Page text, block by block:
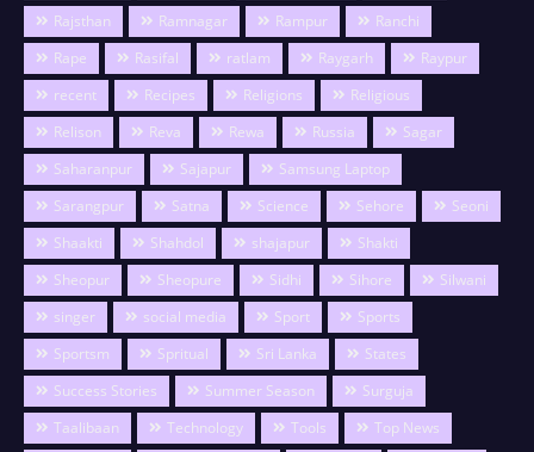
Rajsthan
Ramnagar Rampur
Ranchi
Rape
Rasifal ratlam Raygarh
Raypur
recent
Recipes Religions
Religious
Relison
Reva Rewa Russia
Sagar
Saharanpur
Sajapur
Samsung Laptop
Sarangpur
Satna Science Sehore
Seoni
Shaakti
Shahdol shajapur
Shakti
Sheopur
Sheopure Sidhi Sihore
Silwani
singer
social media Sport
Sports
Sportsm
Spritual Sri Lanka
States
Success Stories
Summer Season
Surguja
Taalibaan
Technology Tools
Top News